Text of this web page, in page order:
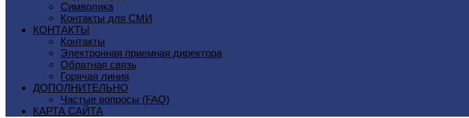
Символика
Контакты для СМИ
КОНТАКТЫ
Контакты
Электронная приемная директора
Обратная связь
Горячая линия
ДОПОЛНИТЕЛЬНО
Частые вопросы (FAQ)
КАРТА САЙТА